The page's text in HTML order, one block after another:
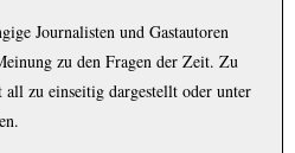
Journalisten und Gastautoren
zu den Fragen der Zeit. Zu
all zu einseitig dargestellt oder unter